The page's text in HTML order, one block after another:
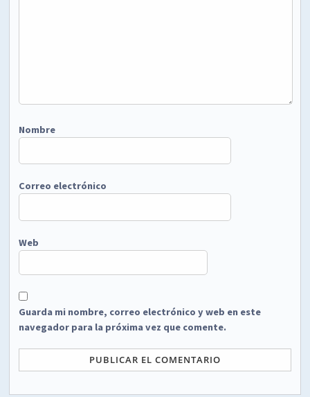
Nombre
Correo electrónico
Web
Guarda mi nombre, correo electrónico y web en este
navegador para la próxima vez que comente.